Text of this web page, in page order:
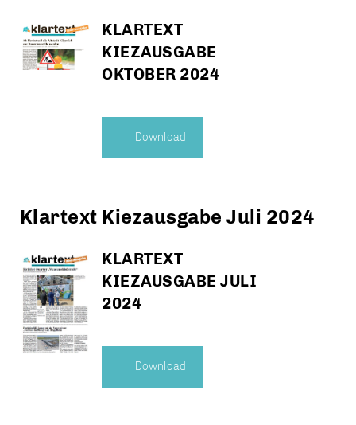
KLARTEXT
KIEZAUSGABE
OKTOBER 2024
Download
Klartext Kiezausgabe Juli 2024
KLARTEXT
KIEZAUSGABE JULI
2024
Download